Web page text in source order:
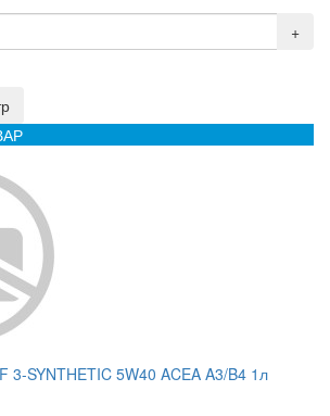
+
3-SYNTHETIC 5W40 ACEA A3/B4 1л